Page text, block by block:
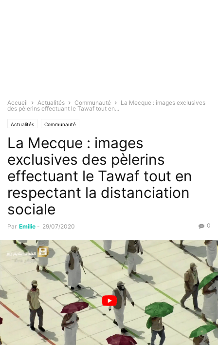
Accueil Actualités Communauté
La Mecque : images exclusives
des pèlerins effectuant le Tawaf tout en...
Actualités Communauté
La Mecque : images
exclusives des pèlerins
effectuant le Tawaf tout en
respectant la distanciation
sociale
Par Emilie - 29/07/2020 0